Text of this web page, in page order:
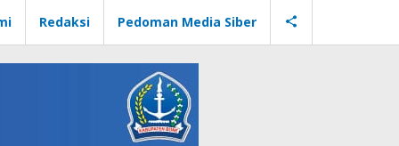
Redaksi Pedoman Media Siber